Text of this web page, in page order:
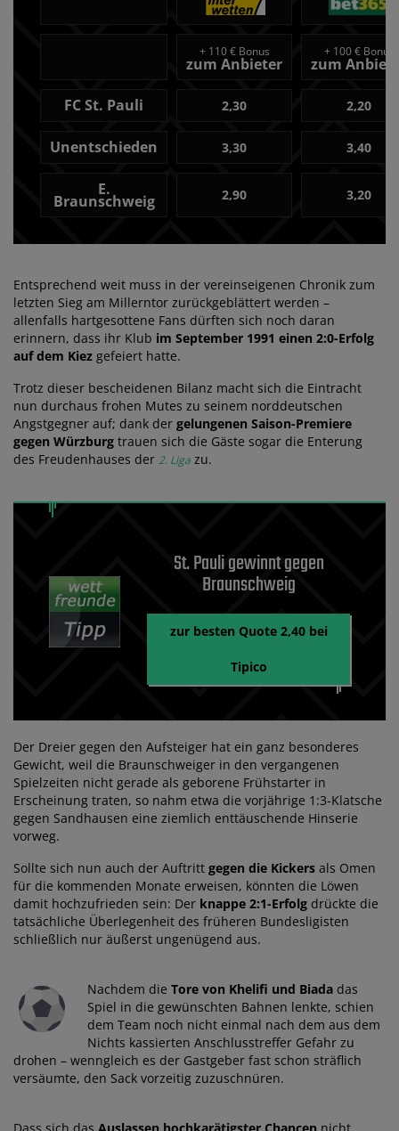
+ 110 € Bonus
zum Anbieter
+ 100 € Bonus
zum
FC St. Pauli 2,30 2,20
Unentschieden 3,30 3,40
E.
Braunschweig 2,90 3,20
Entsprechend weit muss in der vereinseigenen Chronik zum
letzten Sieg am Millerntor zurückgeblättert werden –
allenfalls hartgesottene Fans dürften sich noch daran
erinnern, dass ihr Klub im September 1991 einen 2:0-Erfolg
auf dem Kiez gefeiert hatte.
Trotz dieser bescheidenen Bilanz macht sich die Eintracht
nun durchaus frohen Mutes zu seinem norddeutschen
Angstgegner auf; dank der gelungenen Saison-Premiere
gegen Würzburg trauen sich die Gäste sogar die Enterung
des Freudenhauses der 2. Liga zu.
St. Pauli gewinnt gegen
Braunschweig
zur besten Quote 2,40 bei
Tipico
Der Dreier gegen den Aufsteiger hat ein ganz besonderes
Gewicht, weil die Braunschweiger in den vergangenen
Spielzeiten nicht gerade als geborene Frühstarter in
Erscheinung traten, so nahm etwa die vorjährige 1:3-Klatsche
gegen Sandhausen eine ziemlich enttäuschende Hinserie
vorweg.
Sollte sich nun auch der Auftritt gegen die Kickers als Omen
für die kommenden Monate erweisen, könnten die Löwen
damit hochzufrieden sein: Der knappe 2:1-Erfolg drückte die
tatsächliche Überlegenheit des früheren Bundesligisten
schließlich nur äußerst ungenügend aus.
Nachdem dieTore von Khelifi und Biada das
Spiel in die gewünschten Bahnen lenkte, schien
dem Team noch nicht einmal nach dem aus dem
Nichts kassierten Anschlusstreffer Gefahr zu
drohen – wenngleich es der Gastgeber fast schon sträflich
versäumte, den Sack vorzeitig zuzuschnüren.